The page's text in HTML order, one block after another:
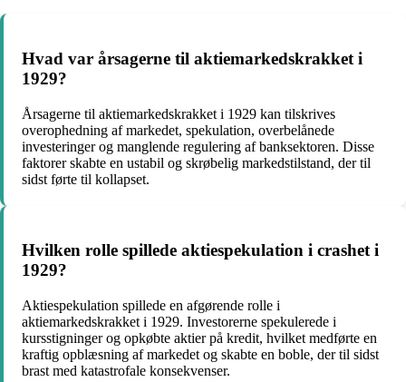
Hvad var årsagerne til aktiemarkedskrakket i
1929?
Årsagerne til aktiemarkedskrakket i 1929 kan tilskrives
overophedning af markedet, spekulation, overbelånede
investeringer og manglende regulering af banksektoren. Disse
faktorer skabte en ustabil og skrøbelig markedstilstand, der til
sidst førte til kollapset.
Hvilken rolle spillede aktiespekulation i crashet i
1929?
Aktiespekulation spillede en afgørende rolle i
aktiemarkedskrakket i 1929. Investorerne spekulerede i
kursstigninger og opkøbte aktier på kredit, hvilket medførte en
kraftig opblæsning af markedet og skabte en boble, der til sidst
brast med katastrofale konsekvenser.